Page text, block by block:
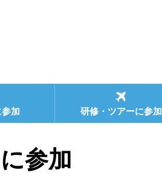
加 研修・ツアーに参加
参加